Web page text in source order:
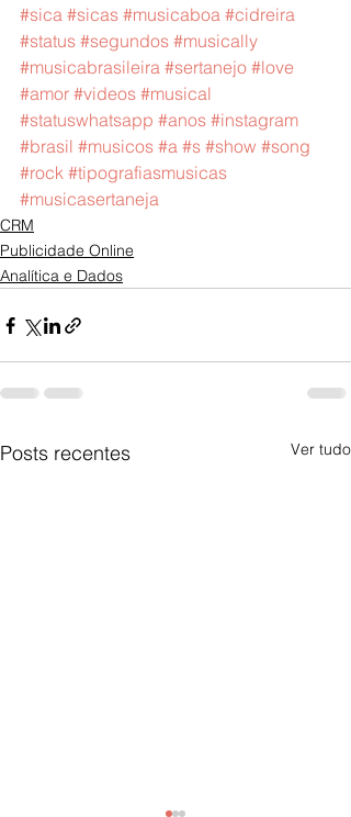
#sica #sicas #musicaboa #cidreira
#status #segundos #musically
#musicabrasileira #sertanejo #love
#amor #videos #musical
#statuswhatsapp #anos #instagram
#brasil #musicos #a #s #show #song
#rock #tipografiasmusicas
#musicasertaneja
CRM
Publicidade Online
Analítica e Dados
Posts recentes Ver tudo